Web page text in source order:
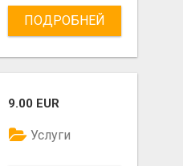
ПОДРОБНЕЙ
9.00 EUR
Услуги